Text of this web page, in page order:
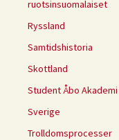
ruotsinsuomalaiset
Ryssland
Samtidshistoria
Skottland
Student Åbo Akademi
Sverige
Trolldomsprocesser